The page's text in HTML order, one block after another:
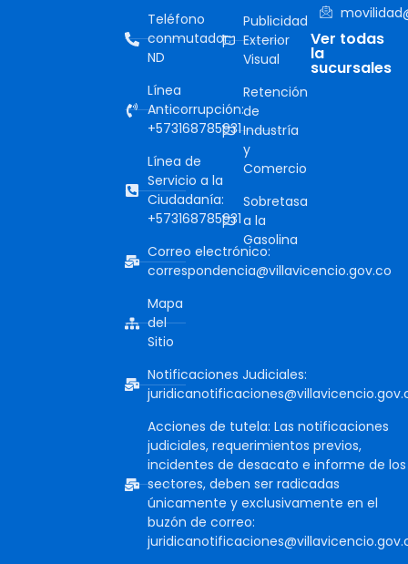
Teléfono
conmutador:
ND
Línea
Anticorrupción:
+573168785931
Línea de
Servicio a la
Ciudadanía:
+573168785931
Correo electrónico:
correspondencia@villavicencio.gov.co
Mapa
del
Sitio
Notificaciones Judiciales:
Acciones de tutela: Las notificaciones
judiciales, requerimientos previos,
incidentes de desacato e informe de los
sectores, deben ser radicadas
únicamente y exclusivamente en el
buzón de correo:
Publicidad
Exterior
Visual
Retención
de
Industría
y
Comercio
Sobretasa
a la
Gasolina
Ver todas
la
sucursales